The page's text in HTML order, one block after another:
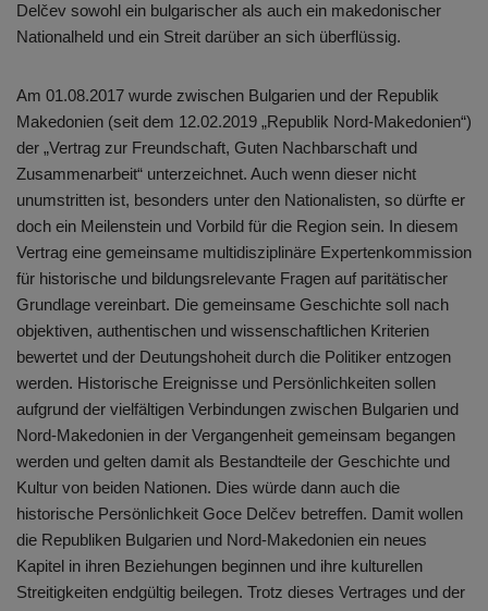
Delčev sowohl ein bulgarischer als auch ein makedonischer
Nationalheld und ein Streit darüber an sich überflüssig.
Am 01.08.2017 wurde zwischen Bulgarien und der Republik
Makedonien (seit dem 12.02.2019 „Republik Nord-Makedonien“)
der „Vertrag zur Freundschaft, Guten Nachbarschaft und
Zusammenarbeit“ unterzeichnet. Auch wenn dieser nicht
unumstritten ist, besonders unter den Nationalisten, so dürfte er
doch ein Meilenstein und Vorbild für die Region sein. In diesem
Vertrag eine gemeinsame multidisziplinäre Expertenkommission
für historische und bildungsrelevante Fragen auf paritätischer
Grundlage vereinbart. Die gemeinsame Geschichte soll nach
objektiven, authentischen und wissenschaftlichen Kriterien
bewertet und der Deutungshoheit durch die Politiker entzogen
werden. Historische Ereignisse und Persönlichkeiten sollen
aufgrund der vielfältigen Verbindungen zwischen Bulgarien und
Nord-Makedonien in der Vergangenheit gemeinsam begangen
werden und gelten damit als Bestandteile der Geschichte und
Kultur von beiden Nationen. Dies würde dann auch die
historische Persönlichkeit Goce Delčev betreffen. Damit wollen
die Republiken Bulgarien und Nord-Makedonien ein neues
Kapitel in ihren Beziehungen beginnen und ihre kulturellen
Streitigkeiten endgültig beilegen. Trotz dieses Vertrages und der